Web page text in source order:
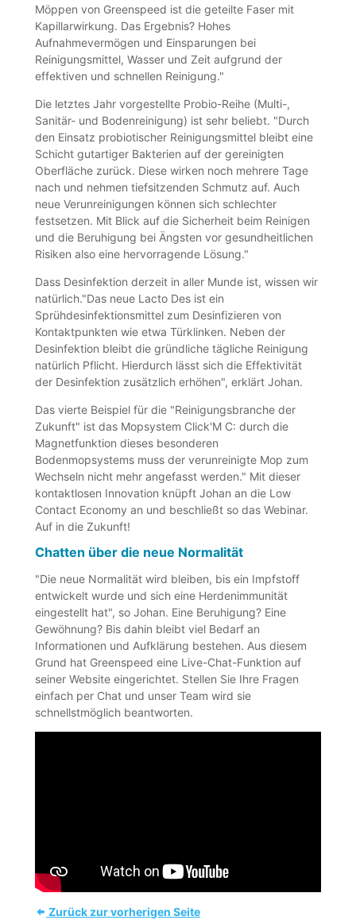
Möppen von Greenspeed ist die geteilte Faser mit
Kapillarwirkung. Das Ergebnis? Hohes
Aufnahmevermögen und Einsparungen bei
Reinigungsmittel, Wasser und Zeit aufgrund der
effektiven und schnellen Reinigung."
Die letztes Jahr vorgestellte Probio-Reihe (Multi-,
Sanitär- und Bodenreinigung) ist sehr beliebt. "Durch
den Einsatz probiotischer Reinigungsmittel bleibt eine
Schicht gutartiger Bakterien auf der gereinigten
Oberfläche zurück. Diese wirken noch mehrere Tage
nach und nehmen tiefsitzenden Schmutz auf. Auch
neue Verunreinigungen können sich schlechter
festsetzen. Mit Blick auf die Sicherheit beim Reinigen
und die Beruhigung bei Ängsten vor gesundheitlichen
Risiken also eine hervorragende Lösung."
Dass Desinfektion derzeit in aller Munde ist, wissen wir
natürlich."Das neue Lacto Des ist ein
Sprühdesinfektionsmittel zum Desinfizieren von
Kontaktpunkten wie etwa Türklinken. Neben der
Desinfektion bleibt die gründliche tägliche Reinigung
natürlich Pflicht. Hierdurch lässt sich die Effektivität
der Desinfektion zusätzlich erhöhen", erklärt Johan.
Das vierte Beispiel für die "Reinigungsbranche der
Zukunft" ist das Mopsystem Click'M C: durch die
Magnetfunktion dieses besonderen
Bodenmopsystems muss der verunreinigte Mop zum
Wechseln nicht mehr angefasst werden." Mit dieser
kontaktlosen Innovation knüpft Johan an die Low
Contact Economy an und beschließt so das Webinar.
Auf in die Zukunft!
Chatten über die neue Normalität
"Die neue Normalität wird bleiben, bis ein Impfstoff
entwickelt wurde und sich eine Herdenimmunität
eingestellt hat", so Johan. Eine Beruhigung? Eine
Gewöhnung? Bis dahin bleibt viel Bedarf an
Informationen und Aufklärung bestehen. Aus diesem
Grund hat Greenspeed eine Live-Chat-Funktion auf
seiner Website eingerichtet. Stellen Sie Ihre Fragen
einfach per Chat und unser Team wird sie
schnellstmöglich beantworten.
Zurück zur vorherigen Seite